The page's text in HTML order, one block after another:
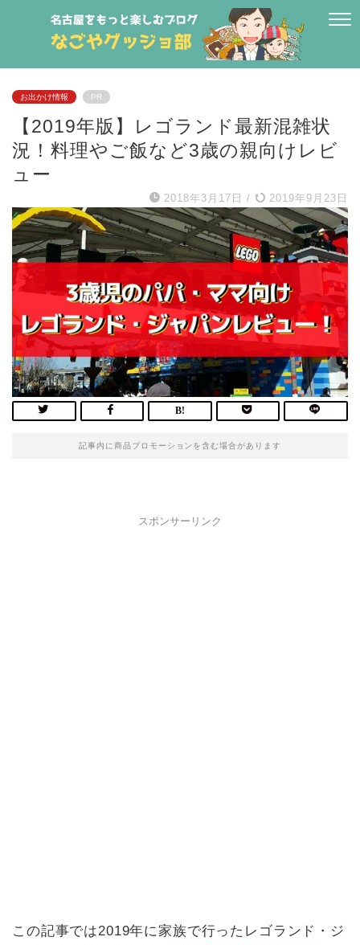
お出かけ情報 PR
【2019年版】レゴランド最新混雑状
況！料理やご飯など3歳の親向けレビ
ュー
2018年3月17日 / 2019年9月23日
記事内に商品プロモーションを含む場合があります
スポンサーリンク
この記事では2019年に家族で行ったレゴランド・ジ